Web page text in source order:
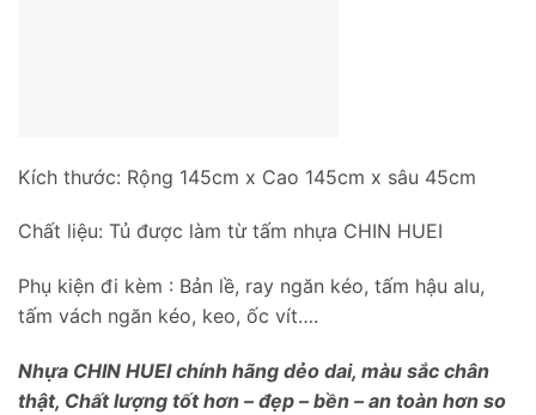
Kích thước: Rộng 145cm x Cao 145cm x sâu 45cm
Chất liệu: Tủ được làm từ tấm nhựa CHIN HUEI
Phụ kiện đi kèm : Bản lề, ray ngăn kéo, tấm hậu alu,
tấm vách ngăn kéo, keo, ốc vít….
Nhựa CHIN HUEI chính hãng dẻo dai, màu sắc chân
thật, Chất lượng tốt hơn – đẹp – bền – an toàn hơn so